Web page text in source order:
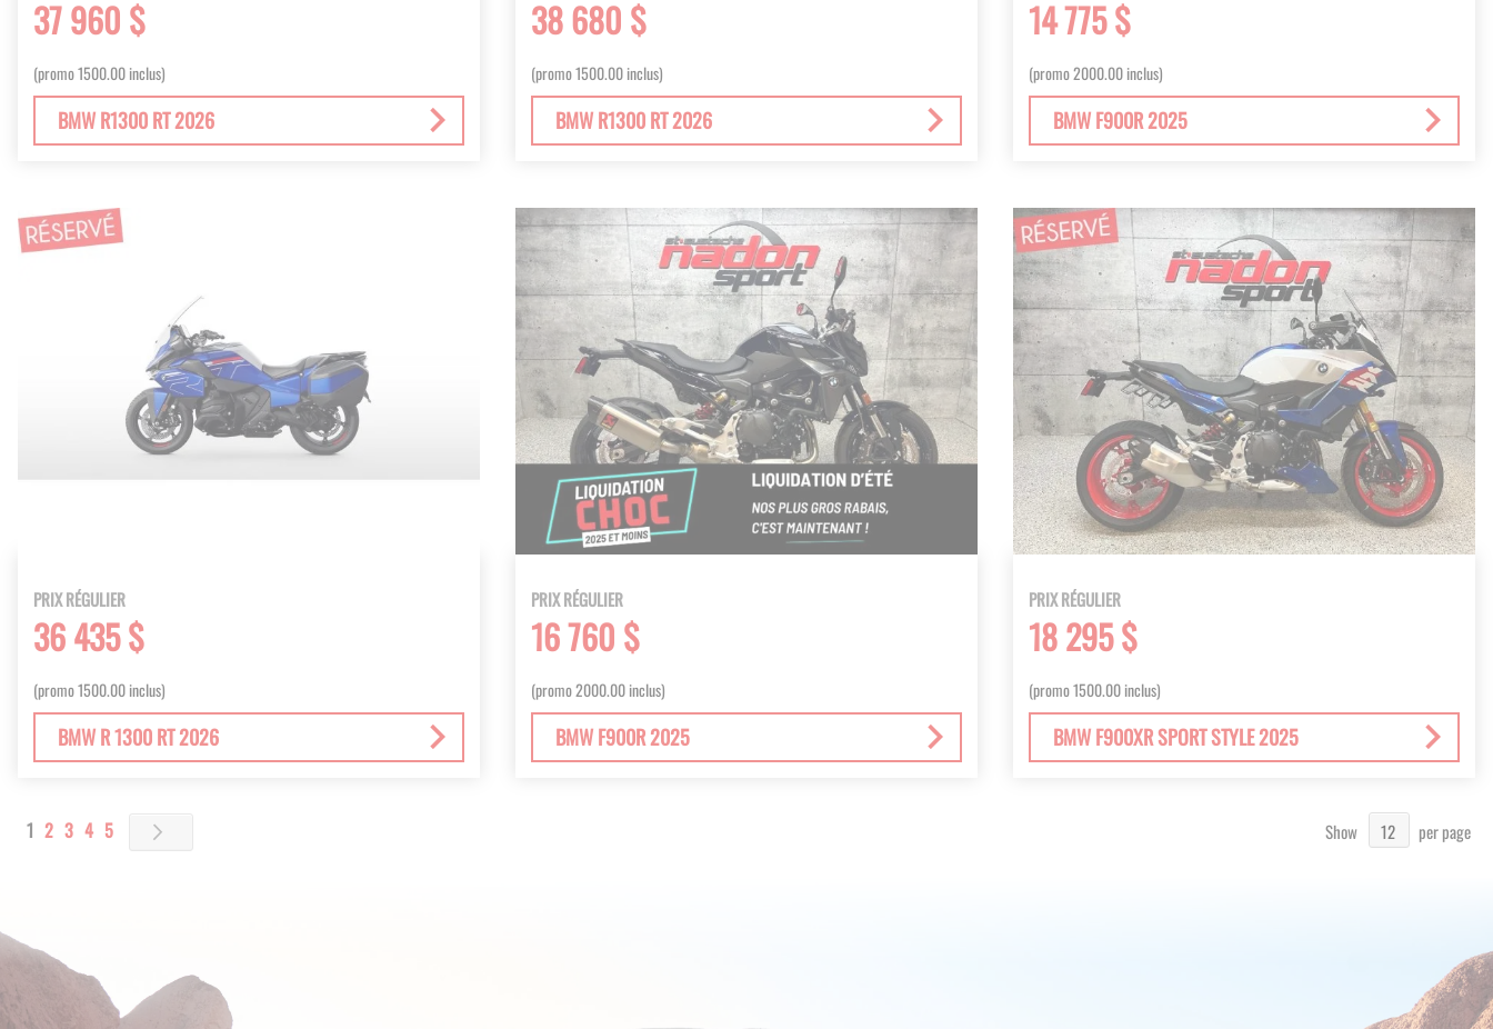
37 960 $
(promo 1500.00 inclus)
BMW R1300 RT 2026
38 680 $
(promo 1500.00 inclus)
BMW R1300 RT 2026
14 775 $
(promo 2000.00 inclus)
BMW F900R 2025
PRIX RÉGULIER
36 435 $
(promo 1500.00 inclus)
BMW R 1300 RT 2026
PRIX RÉGULIER
16 760 $
(promo 2000.00 inclus)
BMW F900R 2025
PRIX RÉGULIER
18 295 $
(promo 1500.00 inclus)
BMW F900XR SPORT STYLE 2025
Page
You're currently reading page
1 Page
2 Page
3 Page
4 Page
5 Show per page